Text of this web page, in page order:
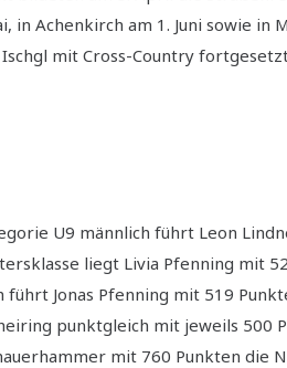
Achenkirch am 1. Juni sowie in
mit Cross-Country
U9 männlich führt Leon
liegt Livia Pfenning mit
Jonas Pfenning mit 519
punktgleich mit jeweils 500
mit 760 Punkten die